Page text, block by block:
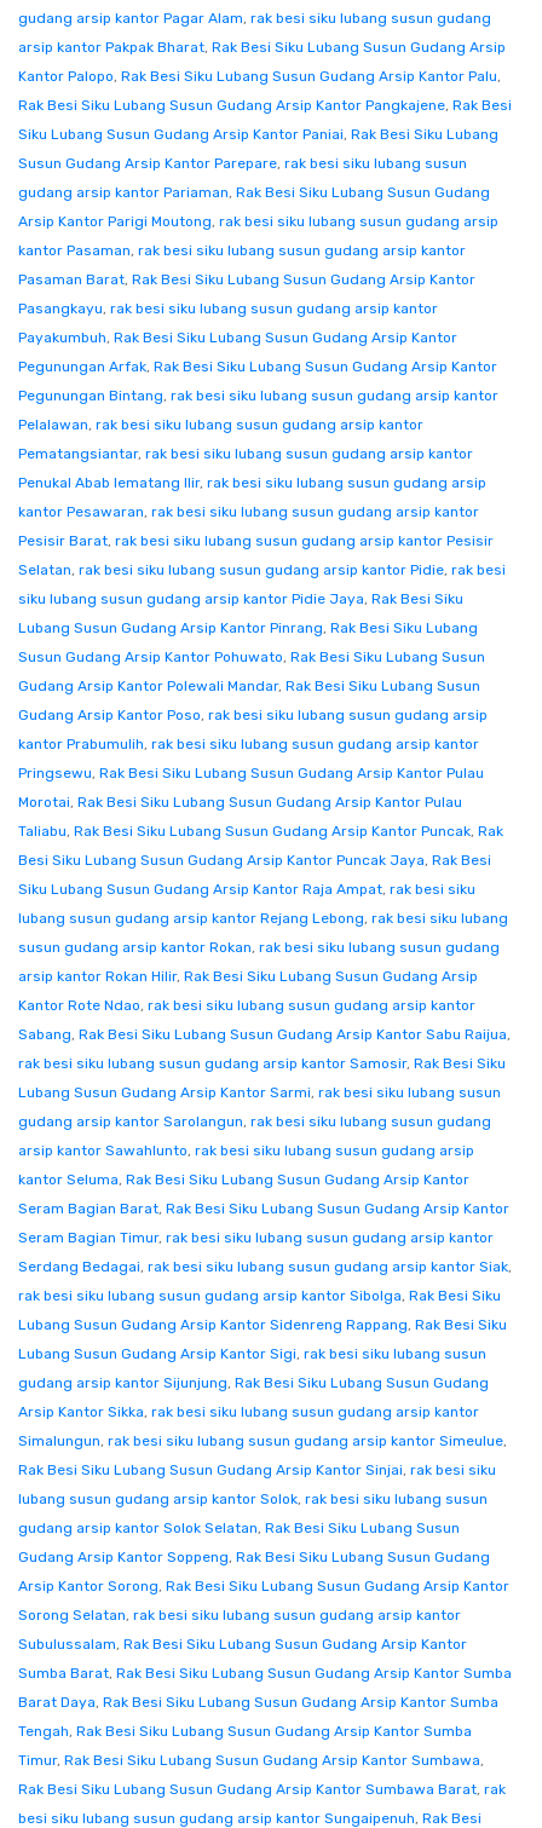
gudang arsip kantor Pagar Alam, rak besi siku lubang susun gudang
arsip kantor Pakpak Bharat, Rak Besi Siku Lubang Susun Gudang Arsip
Kantor Palopo, Rak Besi Siku Lubang Susun Gudang Arsip Kantor Palu,
Rak Besi Siku Lubang Susun Gudang Arsip Kantor Pangkajene, Rak Besi
Siku Lubang Susun Gudang Arsip Kantor Paniai, Rak Besi Siku Lubang
Susun Gudang Arsip Kantor Parepare, rak besi siku lubang susun
gudang arsip kantor Pariaman, Rak Besi Siku Lubang Susun Gudang
Arsip Kantor Parigi Moutong, rak besi siku lubang susun gudang arsip
kantor Pasaman, rak besi siku lubang susun gudang arsip kantor
Pasaman Barat, Rak Besi Siku Lubang Susun Gudang Arsip Kantor
Pasangkayu, rak besi siku lubang susun gudang arsip kantor
Payakumbuh, Rak Besi Siku Lubang Susun Gudang Arsip Kantor
Pegunungan Arfak, Rak Besi Siku Lubang Susun Gudang Arsip Kantor
Pegunungan Bintang, rak besi siku lubang susun gudang arsip kantor
Pelalawan, rak besi siku lubang susun gudang arsip kantor
Pematangsiantar, rak besi siku lubang susun gudang arsip kantor
Penukal Abab lematang Ilir, rak besi siku lubang susun gudang arsip
kantor Pesawaran, rak besi siku lubang susun gudang arsip kantor
Pesisir Barat, rak besi siku lubang susun gudang arsip kantor Pesisir
Selatan, rak besi siku lubang susun gudang arsip kantor Pidie, rak besi
siku lubang susun gudang arsip kantor Pidie Jaya, Rak Besi Siku
Lubang Susun Gudang Arsip Kantor Pinrang, Rak Besi Siku Lubang
Susun Gudang Arsip Kantor Pohuwato, Rak Besi Siku Lubang Susun
Gudang Arsip Kantor Polewali Mandar, Rak Besi Siku Lubang Susun
Gudang Arsip Kantor Poso, rak besi siku lubang susun gudang arsip
kantor Prabumulih, rak besi siku lubang susun gudang arsip kantor
Pringsewu, Rak Besi Siku Lubang Susun Gudang Arsip Kantor Pulau
Morotai, Rak Besi Siku Lubang Susun Gudang Arsip Kantor Pulau
Taliabu, Rak Besi Siku Lubang Susun Gudang Arsip Kantor Puncak, Rak
Besi Siku Lubang Susun Gudang Arsip Kantor Puncak Jaya, Rak Besi
Siku Lubang Susun Gudang Arsip Kantor Raja Ampat, rak besi siku
lubang susun gudang arsip kantor Rejang Lebong, rak besi siku lubang
susun gudang arsip kantor Rokan, rak besi siku lubang susun gudang
arsip kantor Rokan Hilir, Rak Besi Siku Lubang Susun Gudang Arsip
Kantor Rote Ndao, rak besi siku lubang susun gudang arsip kantor
Sabang, Rak Besi Siku Lubang Susun Gudang Arsip Kantor Sabu Raijua,
rak besi siku lubang susun gudang arsip kantor Samosir, Rak Besi Siku
Lubang Susun Gudang Arsip Kantor Sarmi, rak besi siku lubang susun
gudang arsip kantor Sarolangun, rak besi siku lubang susun gudang
arsip kantor Sawahlunto, rak besi siku lubang susun gudang arsip
kantor Seluma, Rak Besi Siku Lubang Susun Gudang Arsip Kantor
Seram Bagian Barat, Rak Besi Siku Lubang Susun Gudang Arsip Kantor
Seram Bagian Timur, rak besi siku lubang susun gudang arsip kantor
Serdang Bedagai, rak besi siku lubang susun gudang arsip kantor Siak,
rak besi siku lubang susun gudang arsip kantor Sibolga, Rak Besi Siku
Lubang Susun Gudang Arsip Kantor Sidenreng Rappang, Rak Besi Siku
Lubang Susun Gudang Arsip Kantor Sigi, rak besi siku lubang susun
gudang arsip kantor Sijunjung, Rak Besi Siku Lubang Susun Gudang
Arsip Kantor Sikka, rak besi siku lubang susun gudang arsip kantor
Simalungun, rak besi siku lubang susun gudang arsip kantor Simeulue,
Rak Besi Siku Lubang Susun Gudang Arsip Kantor Sinjai, rak besi siku
lubang susun gudang arsip kantor Solok, rak besi siku lubang susun
gudang arsip kantor Solok Selatan, Rak Besi Siku Lubang Susun
Gudang Arsip Kantor Soppeng, Rak Besi Siku Lubang Susun Gudang
Arsip Kantor Sorong, Rak Besi Siku Lubang Susun Gudang Arsip Kantor
Sorong Selatan, rak besi siku lubang susun gudang arsip kantor
Subulussalam, Rak Besi Siku Lubang Susun Gudang Arsip Kantor
Sumba Barat, Rak Besi Siku Lubang Susun Gudang Arsip Kantor Sumba
Barat Daya, Rak Besi Siku Lubang Susun Gudang Arsip Kantor Sumba
Tengah, Rak Besi Siku Lubang Susun Gudang Arsip Kantor Sumba
Timur, Rak Besi Siku Lubang Susun Gudang Arsip Kantor Sumbawa,
Rak Besi Siku Lubang Susun Gudang Arsip Kantor Sumbawa Barat, rak
besi siku lubang susun gudang arsip kantor Sungaipenuh, Rak Besi